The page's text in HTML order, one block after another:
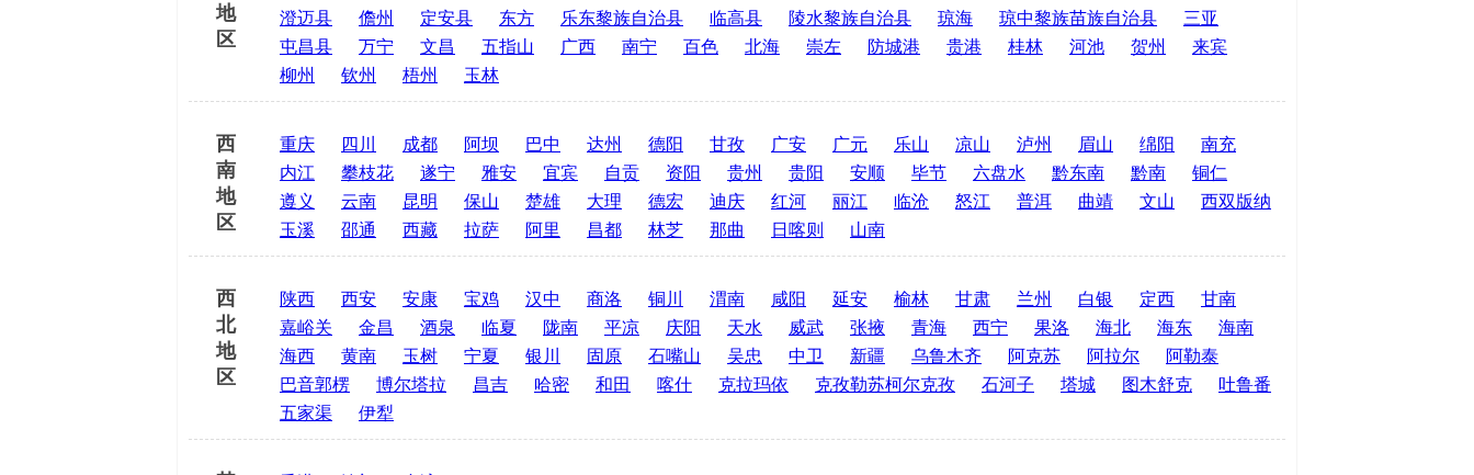
地
区
澄迈县
儋州 定安县 东方 乐东黎族自治县 临高县 陵水黎族自治县 琼海 琼中黎族苗族自治县
三亚
屯昌县
万宁 文昌 五指山 广西 南宁 百色 北海 崇左 防城港 贵港 桂林 河池 贺州
来宾
柳州
钦州 梧州 玉林
西
南
地
区
重庆 四川 成都 阿坝 巴中 达州 德阳 甘孜 广安 广元 乐山 凉山 泸州 眉山 绵阳
南充
内江
攀枝花 遂宁 雅安 宜宾 自贡 资阳 贵州 贵阳 安顺 毕节 六盘水 黔东南 黔南
铜仁
遵义
云南 昆明 保山 楚雄 大理 德宏 迪庆 红河 丽江 临沧 怒江 普洱 曲靖 文山
西双版纳
玉溪
邵通 西藏 拉萨 阿里 昌都 林芝 那曲 日喀则 山南
西
北
地
区
陕西 西安 安康 宝鸡 汉中 商洛 铜川 渭南 咸阳 延安 榆林 甘肃 兰州 白银 定西
甘南
嘉峪关
金昌 酒泉 临夏 陇南 平凉 庆阳 天水 威武 张掖 青海 西宁 果洛 海北 海东
海南
海西
黄南 玉树 宁夏 银川 固原 石嘴山 吴忠 中卫 新疆 乌鲁木齐 阿克苏 阿拉尔
阿勒泰
巴音郭楞
博尔塔拉 昌吉 哈密 和田 喀什 克拉玛依 克孜勒苏柯尔克孜 石河子 塔城 图木舒克
吐鲁番
五家渠
伊犁